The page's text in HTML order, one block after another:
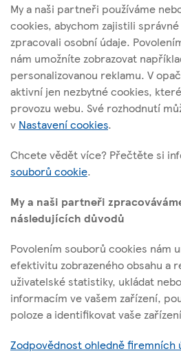
Tesco Stores ČR, a. s.
Vršovická 1527/68b; 100 00 Praha 10
O těchto stránkách
Užitečné odkazy
Sledujte nás
n
i
f
c
y
u
soudu v Praze
My a naši partneři používáme
cookies, abychom zajistili
zpracovali osobní údaje.
nám umožníte zobrazovat
personalizovanou reklamu. V
aktivní jen nezbytné cookies,
provozu webu. Své rozhodnutí
v Nastavení cookies.
Chcete vědět více? Přečtěte si
souborů cookie.
My a naši partneři
následujících důvodů
Povolením souborů cookies nám
efektivitu zobrazeného obsahu a
uživatelské statistiky, ukládat
informacím ve vašem zařízení,
poloze a identifikovat vaše
Zodpovědnost ohledně firemních